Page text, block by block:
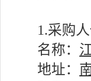
1.采购
名称：
地址：